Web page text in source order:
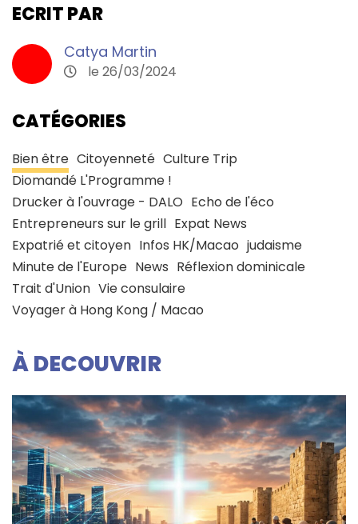
ECRIT PAR
Catya Martin
le 26/03/2024
CATÉGORIES
Bien être Citoyenneté Culture Trip
Diomandé L'Programme !
Drucker à l'ouvrage - DALO Echo de l'éco
Entrepreneurs sur le grill Expat News
Expatrié et citoyen Infos HK/Macao judaisme
Minute de l'Europe News Réflexion dominicale
Trait d'Union Vie consulaire
Voyager à Hong Kong / Macao
À DECOUVRIR